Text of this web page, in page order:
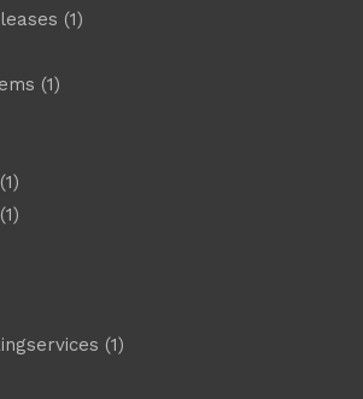
(1)
(1)
(1)
(1)